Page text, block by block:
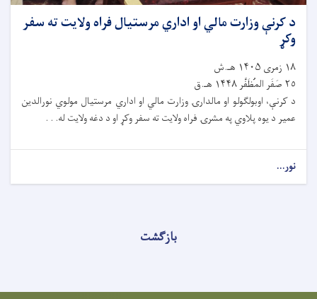
د کرنې وزارت مالي او اداري مرستیال فراه ولایت ته سفر
وکړ
١٨ زمری ۱۴۰۵ هـ.ش
٢٥ صَفَر المُظَفَّر ۱۴۴۸ هـ.ق
د کرنې، اوبولګولو او مالدارۍ وزارت مالي او اداري مرستیال مولوي نورالدین
عمیر د یوه پلاوي په مشرۍ فراه ولایت ته سفر وکړ او د دغه ولایت له. . .
نور...
بازگشت